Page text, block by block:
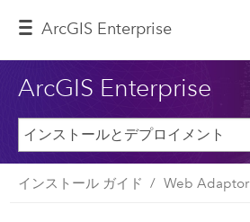
ArcGIS Enterprise
ArcGIS Enterprise
インストール ガイド Web Adaptor